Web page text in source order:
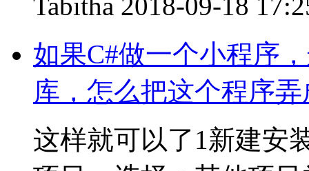
如果C#做一个小程序
库，怎么把这个程序
这样就可以了1新建安